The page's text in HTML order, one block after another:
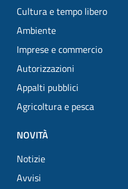
Cultura e tempo libero
Ambiente
Imprese e commercio
Autorizzazioni
Appalti pubblici
Agricoltura e pesca
NOVITÀ
Notizie
Avvisi